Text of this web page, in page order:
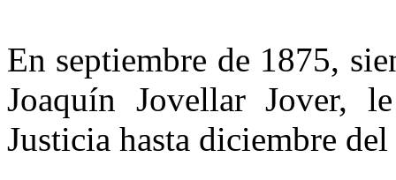
En septiembre de 1875,
Joaquín Jovellar Jover,
Justicia hasta diciembre